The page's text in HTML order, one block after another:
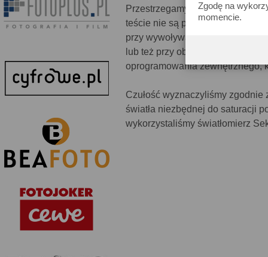
Zgodę na
momencie.
Przestrzegamy zatem przed
teście nie są powodem do
przy wywoływaniu pliku RAW
lub też przy obróbce surowego
oprogramowania zewnętrznego,
Czułość wyznaczyliśmy
światła niezbędnej do saturacji
wykorzystaliśmy światłomierz